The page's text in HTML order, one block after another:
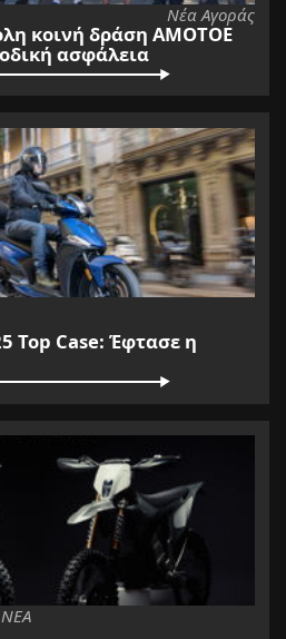
Νέα Αγοράς
κοινή δράση ΑΜΟΤΟΕ
ασφάλεια
Τοp Case: Έφτασε η
ΝΕΑ